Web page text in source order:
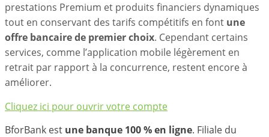
prestations Premium et produits financiers dynamiques
tout en conservant des tarifs compétitifs en font une
offre bancaire de premier choix. Cependant certains
services, comme l’application mobile légèrement en
retrait par rapport à la concurrence, restent encore à
améliorer.
Cliquez ici pour ouvrir votre compte
BforBank est une banque 100 % en ligne. Filiale du